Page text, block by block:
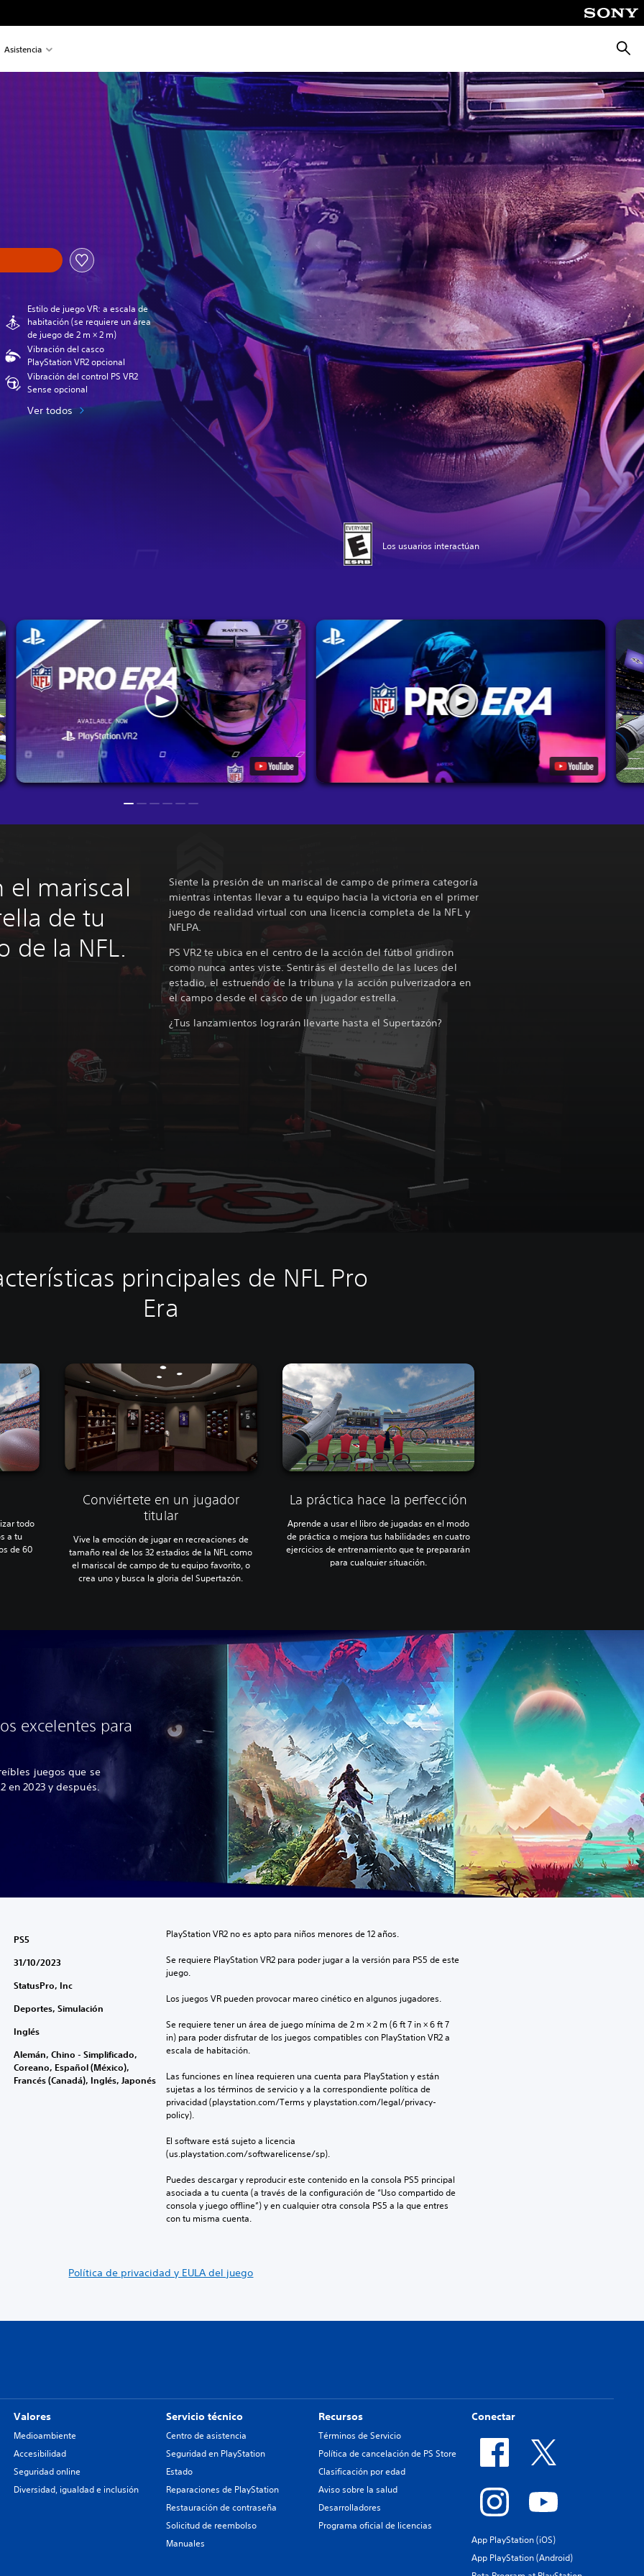
Asistencia
Estilo de juego VR: a escala de
habitación (se requiere un área
de juego de 2 m × 2 m)
Vibración del casco
PlayStation VR2 opcional
Vibración del control PS VR2
Sense opcional
Ver todos
Los usuarios interactúan
el mariscal
de tu
la NFL.
Siente la presión de un mariscal de campo de primera categoría
mientras intentas llevar a tu equipo hacia la victoria en el primer
juego de realidad virtual con una licencia completa de la NFL y
NFLPA.
PS VR2 te ubica en el centro de la acción del fútbol gridiron
como nunca antes viste. Sentirás el destello de las luces del
estadio, el estruendo de la tribuna y la acción pulverizadora en
el campo desde el casco de un jugador estrella.
¿Tus lanzamientos lograrán llevarte hasta el Supertazón?
principales de NFL Pro
Era
todo
a tu
de 60
Conviértete en un jugador
titular
Vive la emoción de jugar en recreaciones de
tamaño real de los 32 estadios de la NFL como
el mariscal de campo de tu equipo favorito, o
crea uno y busca la gloria del Supertazón.
La práctica hace la perfección
Aprende a usar el libro de jugadas en el modo
de práctica o mejora tus habilidades en cuatro
ejercicios de entrenamiento que te prepararán
para cualquier situación.
excelentes para
juegos que se
en 2023 y después.
PS5
31/10/2023
StatusPro, Inc
Deportes, Simulación
Inglés
Alemán, Chino - Simplificado,
Coreano, Español (México),
Francés (Canadá), Inglés, Japonés
PlayStation VR2 no es apto para niños menores de 12 años.
Se requiere PlayStation VR2 para poder jugar a la versión para PS5 de este
juego.
Los juegos VR pueden provocar mareo cinético en algunos jugadores.
Se requiere tener un área de juego mínima de 2 m × 2 m (6 ft 7 in × 6 ft 7
in) para poder disfrutar de los juegos compatibles con PlayStation VR2 a
escala de habitación.
Las funciones en línea requieren una cuenta para PlayStation y están
sujetas a los términos de servicio y a la correspondiente política de
privacidad (playstation.com/Terms y playstation.com/legal/privacy-
policy).
El software está sujeto a licencia
(us.playstation.com/softwarelicense/sp).
Puedes descargar y reproducir este contenido en la consola PS5 principal
asociada a tu cuenta (a través de la configuración de “Uso compartido de
consola y juego offline”) y en cualquier otra consola PS5 a la que entres
con tu misma cuenta.
Política de privacidad y EULA del juego
Valores
Medioambiente
Accesibilidad
Seguridad online
Diversidad, igualdad e inclusión
Servicio técnico
Centro de asistencia
Seguridad en PlayStation
Estado
Reparaciones de PlayStation
Restauración de contraseña
Solicitud de reembolso
Manuales
Recursos
Términos de Servicio
Política de cancelación de PS Store
Clasificación por edad
Aviso sobre la salud
Desarrolladores
Programa oficial de licencias
Conectar
App PlayStation (iOS)
App PlayStation (Android)